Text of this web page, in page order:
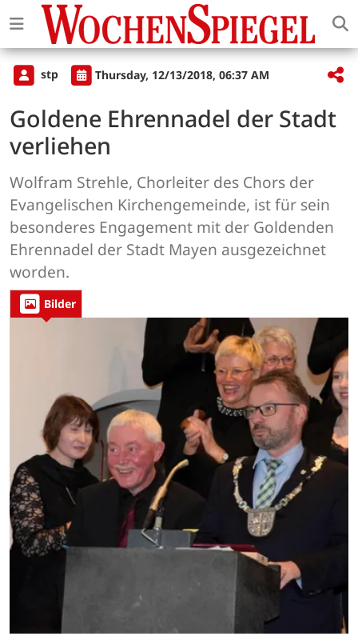
stp Thursday, 12/13/2018, 06:37 AM
Goldene Ehrennadel der Stadt
verliehen
Wolfram Strehle, Chorleiter des Chors der
Evangelischen Kirchengemeinde, ist für sein
besonderes Engagement mit der Goldenden
Ehrennadel der Stadt Mayen ausgezeichnet
worden.
Bilder